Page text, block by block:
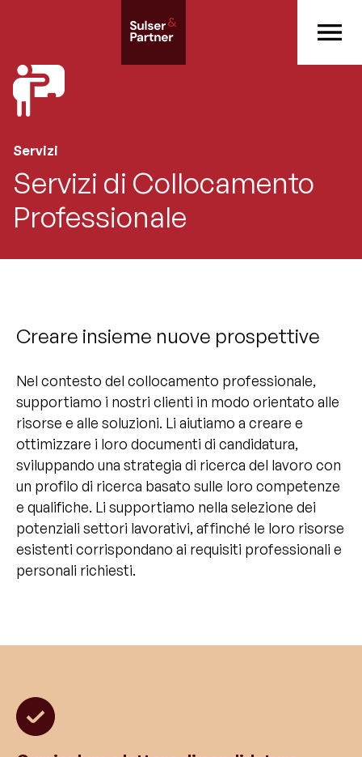
Servizi
Servizi di Collocamento
Professionale
Creare insieme nuove prospettive
Nel contesto del collocamento professionale,
supportiamo i nostri clienti in modo orientato alle
risorse e alle soluzioni. Li aiutiamo a creare e
ottimizzare i loro documenti di candidatura,
sviluppando una strategia di ricerca del lavoro con
un profilo di ricerca basato sulle loro competenze
e qualifiche. Li supportiamo nella selezione dei
potenziali settori lavorativi, affinché le loro risorse
esistenti corrispondano ai requisiti professionali e
personali richiesti.